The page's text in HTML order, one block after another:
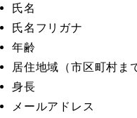
氏名
氏名フリガナ
年齢
居住地域（市区町村ま
身長
メールアドレス